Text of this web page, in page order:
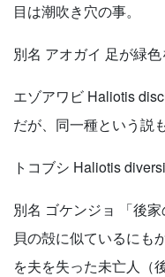
目は潮吹き穴の事。
別名 アオガイ 足が緑
エゾアワビ Haliotis
だが、同一種という説
トコブシ Haliotis
別名 ゴケンジョ 「後
貝の殻に似ているにも
を夫を失った未亡人（